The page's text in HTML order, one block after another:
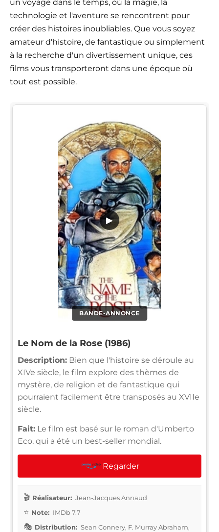
un voyage dans le temps, où la magie, la
technologie et l'aventure se rencontrent pour
créer des histoires inoubliables. Que vous soyez
amateur d'histoire, de fantastique ou simplement
à la recherche d'un divertissement unique, ces
films vous transporteront dans une époque où
tout est possible.
BANDE-ANNONCE
▶
Le Nom de la Rose (1986)
Description: Bien que l'histoire se déroule au
XIVe siècle, le film explore des thèmes de
mystère, de religion et de fantastique qui
pourraient facilement être transposés au XVIIe
siècle.
Fait: Le film est basé sur le roman d'Umberto
Eco, qui a été un best-seller mondial.
Regarder
Réalisateur: Jean-Jacques Annaud
Note: IMDb 7.7
Distribution: Sean Connery, F. Murray Abraham,